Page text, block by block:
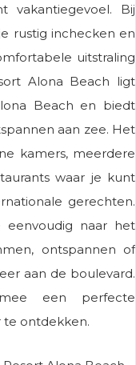
vakantiegevoel. Bij
rustig inchecken en
uitstraling
Alona Beach ligt
Beach en biedt
aan zee. Het
kamers, meerdere
waar je kunt
gerechten.
naar het
ontspannen of
aan de boulevard.
een perfecte
te ontdekken.